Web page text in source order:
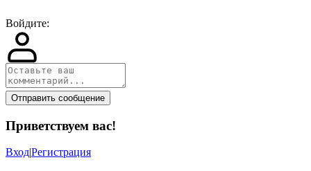
Войдите:
Отправить сообщение
Приветствуем вас!
Вход|Регистрация